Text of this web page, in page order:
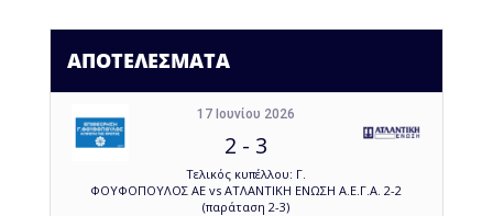
ΑΠΟΤΕΛΕΣΜΑΤΑ
17 Ιουνίου 2026
2 - 3
Τελικός κυπέλλου: Γ.
ΦΟΥΦΟΠΟΥΛΟΣ ΑΕ vs ΑΤΛΑΝΤΙΚΗ ΕΝΩΣΗ Α.Ε.Γ.Α. 2-2
(παράταση 2-3)